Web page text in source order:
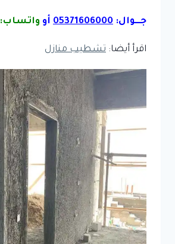
جـــوال: 05371606000 أو واتساب:
اقرأ أيضا: تشطيب منازل